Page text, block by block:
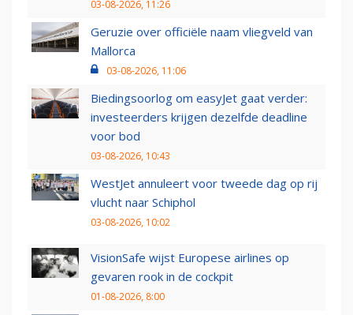
03-08-2026, 11:26
Geruzie over officiële naam vliegveld van
Mallorca
03-08-2026, 11:06
Biedingsoorlog om easyJet gaat verder:
investeerders krijgen dezelfde deadline
voor bod
03-08-2026, 10:43
WestJet annuleert voor tweede dag op rij
vlucht naar Schiphol
03-08-2026, 10:02
VisionSafe wijst Europese airlines op
gevaren rook in de cockpit
01-08-2026, 8:00